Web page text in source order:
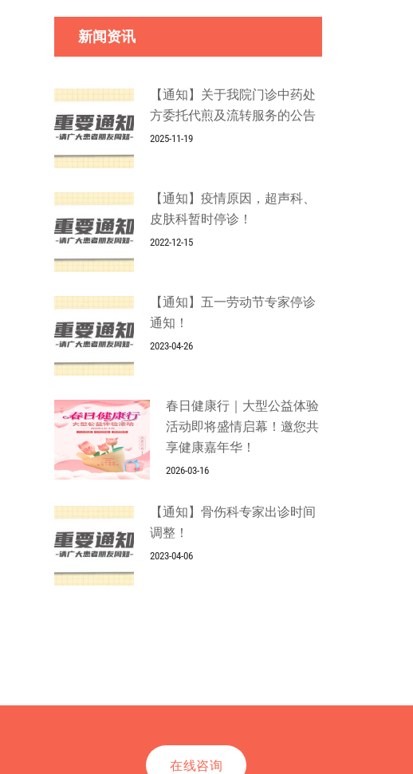
新闻资讯
【通知】关于我院门诊中药处
方委托代煎及流转服务的公告
2025-11-19
【通知】疫情原因，超声科、
皮肤科暂时停诊！
2022-12-15
【通知】五一劳动节专家停诊
通知！
2023-04-26
春日健康行｜大型公益体验
活动即将盛情启幕！邀您共
享健康嘉年华！
2026-03-16
【通知】骨伤科专家出诊时间
调整！
2023-04-06
在线咨询